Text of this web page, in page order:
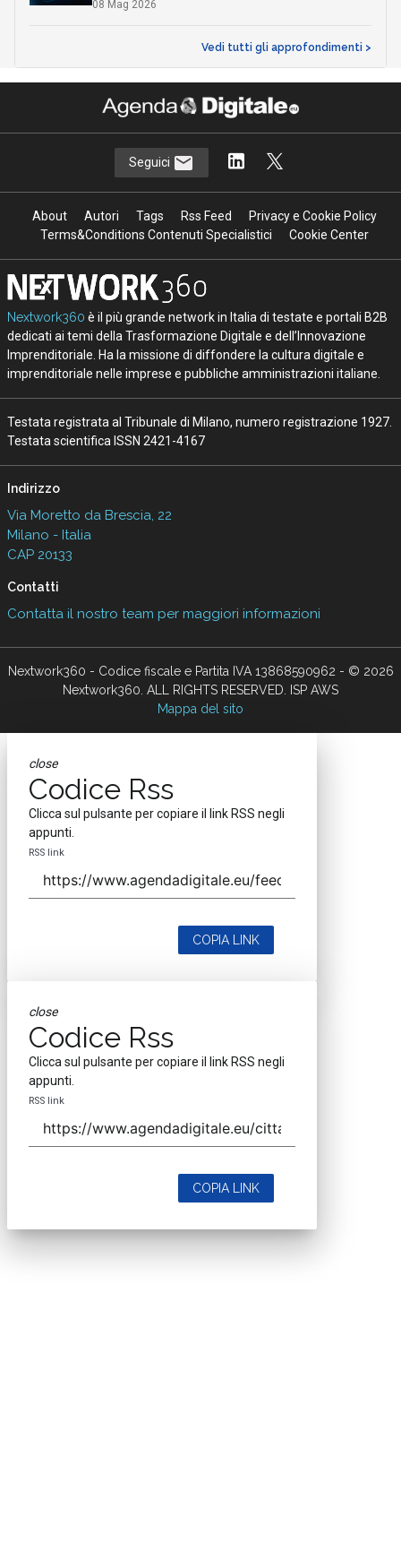
08 Mag 2026
Vedi tutti gli approfondimenti >
Seguici
About Autori Tags Rss Feed
Privacy e Cookie Policy
Terms&Conditions Contenuti Specialistici
Cookie Center
Nextwork360 è il più grande network in Italia di testate e portali B2B
dedicati ai temi della Trasformazione Digitale e dell’Innovazione
Imprenditoriale. Ha la missione di diffondere la cultura digitale e
imprenditoriale nelle imprese e pubbliche amministrazioni italiane.
Testata registrata al Tribunale di Milano, numero registrazione 1927.
Testata scientifica ISSN 2421-4167
Indirizzo
Via Moretto da Brescia, 22
Milano - Italia
CAP 20133
Contatti
Contatta il nostro team per maggiori informazioni
Nextwork360 - Codice fiscale e Partita IVA 13868590962 - © 2026
Nextwork360. ALL RIGHTS RESERVED. ISP AWS
Mappa del sito
close
Codice Rss
Clicca sul pulsante per copiare il link RSS negli
appunti.
RSS link
COPIA LINK
close
Codice Rss
Clicca sul pulsante per copiare il link RSS negli
appunti.
RSS link
COPIA LINK